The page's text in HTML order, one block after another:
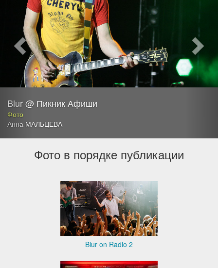
Blur @ Пикник Афиши
Фото
Анна МАЛЬЦЕВА
Фото в порядке публикации
Blur on Radio 2